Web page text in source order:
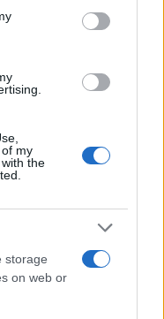
my
the
storage
on web or
nelle sale: tutto
e prezzo della
Formula 1: 5,25
Williams dopo una
semplici: cresce